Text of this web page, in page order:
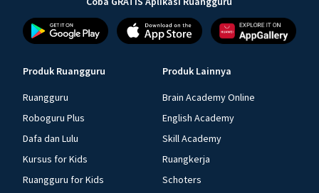
Produk Ruangguru
Ruangguru
Roboguru Plus
Dafa dan Lulu
Kursus for Kids
Ruangguru for Kids
Produk Lainnya
Brain Academy Online
English Academy
Skill Academy
Ruangkerja
Schoters